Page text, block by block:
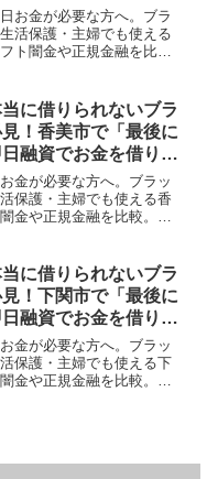
介！
お金が必要な方へ。ブラ
活保護・主婦でも使える
ト闇金や正規金融を比
に借りられないブラ
！香美市で「最後に
融資でお金を借りる
金が必要な方へ。ブラッ
保護・主婦でも使える香
金や正規金融を比較。安
当に借りられないブラ
！下関市で「最後に
融資でお金を借りる
金が必要な方へ。ブラッ
保護・主婦でも使える下
金や正規金融を比較。安